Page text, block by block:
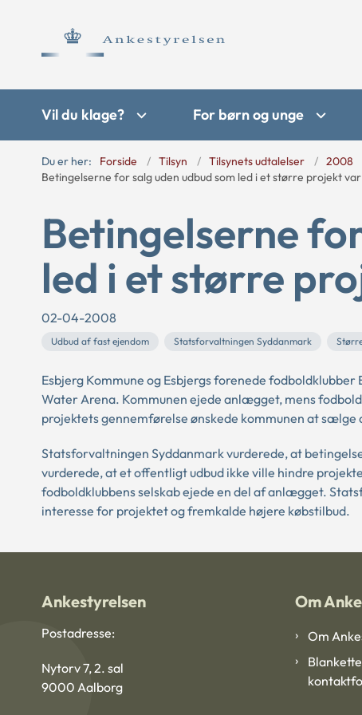
Vil du klage? For børn og unge
Du er her: Forside Tilsyn Tilsynets udtalelser 2008
Betingelserne for salg uden udbud som led i et større projekt
Betingelserne
led i et større
02-04-2008
Udbud af fast ejendom Statsforvaltningen Syddanmark
Esbjerg Kommune og Esbjergs forenede
Water Arena. Kommunen ejede anlægget, mens
projektets gennemførelse ønskede kommunen at
Statsforvaltningen Syddanmark vurderede, at
vurderede, at et offentligt udbud ikke ville hindre
fodboldklubbens selskab ejede en del af anlægget.
interesse for projektet og fremkalde højere købstilbud.
Ankestyrelsen
Postadresse:
Nytorv 7, 2. sal
9000 Aalborg
Om
Om